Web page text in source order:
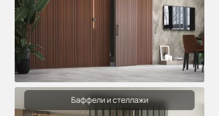
Баффели и стеллажи